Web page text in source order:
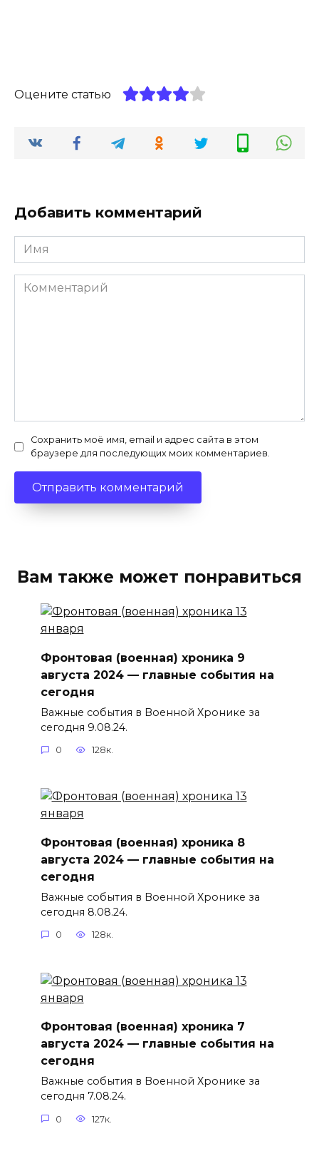
Оцените статью
Добавить комментарий
Имя
*
Комментарий
Сохранить моё имя, email и адрес сайта в этом
браузере для последующих моих комментариев.
Вам также может понравиться
Фронтовая (военная) хроника 9
августа 2024 — главные события на
сегодня
Важные события в Военной Хронике за
сегодня 9.08.24.
0 128к.
Фронтовая (военная) хроника 8
августа 2024 — главные события на
сегодня
Важные события в Военной Хронике за
сегодня 8.08.24.
0 128к.
Фронтовая (военная) хроника 7
августа 2024 — главные события на
сегодня
Важные события в Военной Хронике за
сегодня 7.08.24.
0 127к.